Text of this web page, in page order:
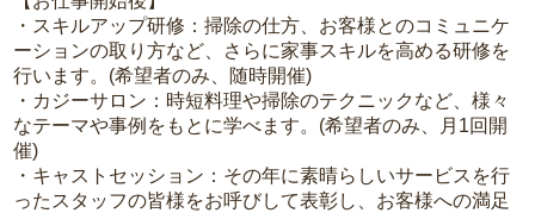
・スキルアップ研修：掃除の仕方、お客様とのコミュニケ
ーションの取り方など、さらに家事スキルを高める研修を
行います。(希望者のみ、随時開催)
・カジーサロン：時短料理や掃除のテクニックなど、様々
なテーマや事例をもとに学べます。(希望者のみ、月1回開
催)
・キャストセッション：その年に素晴らしいサービスを行
ったスタッフの皆様をお呼びして表彰し、お客様への満足